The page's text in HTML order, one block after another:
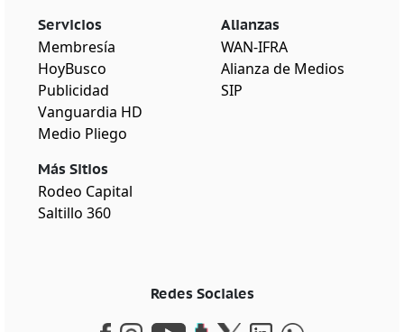
Servicios
Membresía
HoyBusco
Publicidad
Vanguardia HD
Medio Pliego
Más Sitios
Rodeo Capital
Saltillo 360
Alianzas
WAN-IFRA
Alianza de Medios
SIP
Redes Sociales